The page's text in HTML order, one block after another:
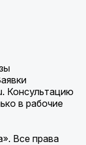
Консультацию
в рабочие
Все права